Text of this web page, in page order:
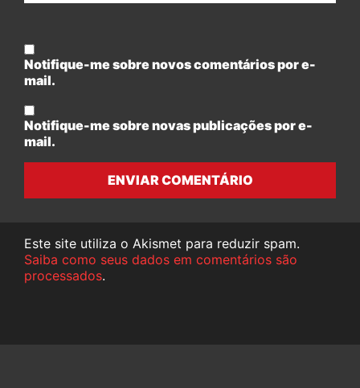
Notifique-me sobre novos comentários por e-
mail.
Notifique-me sobre novas publicações por e-
mail.
ENVIAR COMENTÁRIO
Este site utiliza o Akismet para reduzir spam.
Saiba como seus dados em comentários são
processados.